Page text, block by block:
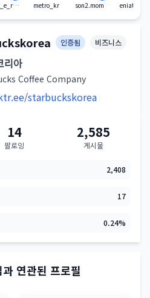
chung_e_recipe metro_kr son2.mom eniatable
인스타그램 상세 프
인증됨 비즈니스
Coffee Company
starbuckskorea
지표
14
팔로잉
2,585
게시물
2,408
17
0.24%
연관된 프로필